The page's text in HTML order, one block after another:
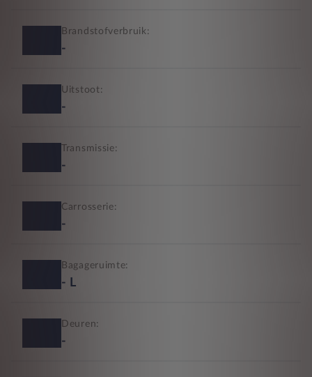
Brandstofverbruik:
-
Uitstoot:
-
Transmissie:
-
Carrosserie:
-
Bagageruimte:
- L
Deuren:
-